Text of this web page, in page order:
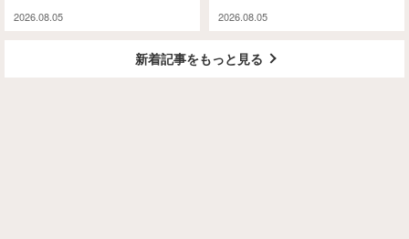
2026.08.05 2026.08.05
新着記事をもっと見る